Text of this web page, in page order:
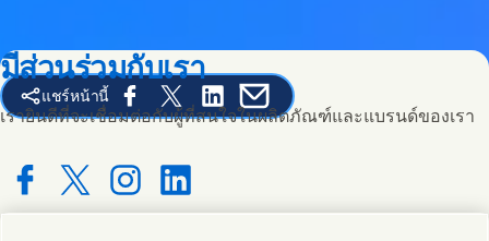
แชร์หน้านี้
Share this page on Facebook
Share this page on X
Share this page on Linked In
Share this page on E-mail
มีส่วนร่วมกับเรา
เรายินดีที่จะเชื่อมต่อกับผู้ที่สนใจในผลิตภัณฑ์และแบรนด์ของเรา